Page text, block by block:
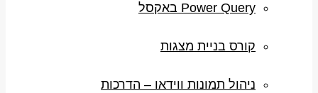
Power Query באקסל
קורס בניית מצגות
ניהול תמונות ווידאו – הדרכות